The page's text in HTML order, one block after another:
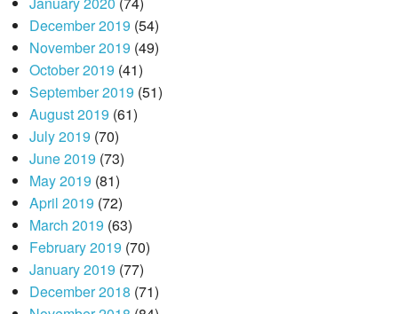
December 2019 (54)
November 2019 (49)
October 2019 (41)
September 2019 (51)
August 2019 (61)
July 2019 (70)
June 2019 (73)
May 2019 (81)
April 2019 (72)
March 2019 (63)
February 2019 (70)
January 2019 (77)
December 2018 (71)